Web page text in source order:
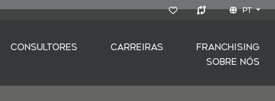
PT
CONSULTORES CARREIRAS
FRANCHISING
SOBRE NÓS